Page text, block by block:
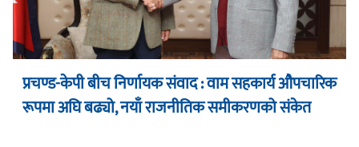
प्रचण्ड-केपी बीच निर्णायक संवाद : वाम सहकार्य औपचारिक
रूपमा अघि बढ्यो, नयाँ राजनीतिक समीकरणको संकेत